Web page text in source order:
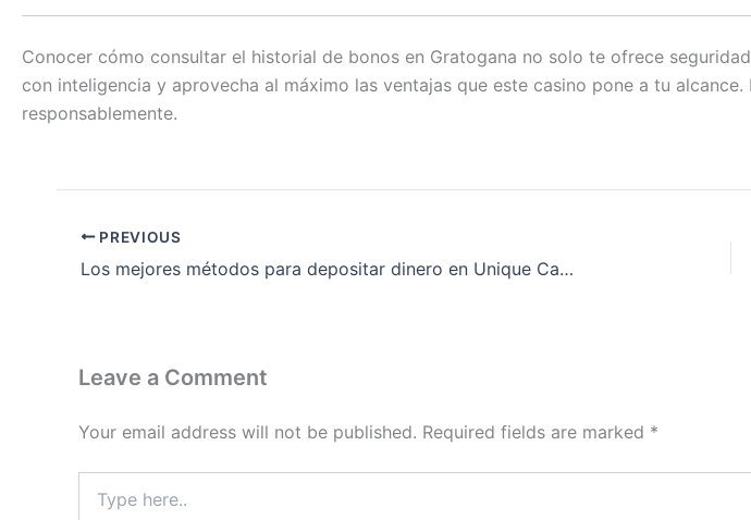
Conocer cómo consultar el historial de bonos en Gratogana no solo te ofrece
con inteligencia y aprovecha al máximo las ventajas que este casino pone a tu
responsablemente.
PREVIOUS
Los mejores métodos para depositar dinero en Unique Casino sin comisiones
Leave a Comment
Your email address will not be published. Required fields are marked *
here..